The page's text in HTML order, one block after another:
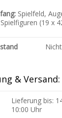
Spielfeld,
(19 x
& Versand:
Lieferung bis:
10:00 Uhr